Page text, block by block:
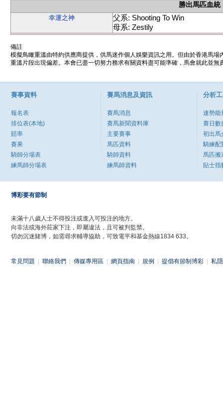
勝出馬匹血統
幸運之神
父系: Shooting To Win
母系: Zestily
備註
模擬鳥瞰重溫由特約供應商提供，供馬迷作個人娛樂資訊之用。但由於香港馬
重溫片段出現偏差。本會已盡一切努力務求有關資料盡可能準確，馬會就此並
賽事資料
報名表
排位表(本地)
賠率
賽果
騎師分場表
練馬師分場表
賽馬消息及資訊
賽馬消息
賽馬新聞資料庫
主要賽事
馬匹資料
騎師資料
練馬師資料
分析
速勢能
賽日數
初出馬
騎練配
馬匹搬
貼士指
博彩要有節制
未滿十八歲人士不得投注或進入可投注的地方。
向非法或海外莊家下注，即屬違法，且可被判監禁。
切勿沉迷賭博，如需尋求輔導協助，可致電平和基金熱線1834 633。
常見問題 聯絡我們 傳媒專用區 網頁指南 規例 提倡有節制博彩 私